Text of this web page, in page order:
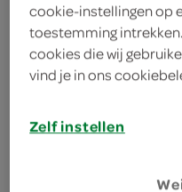
cookie-instellingen op
toestemming
cookies die wij
vind je in ons
Zelf instellen